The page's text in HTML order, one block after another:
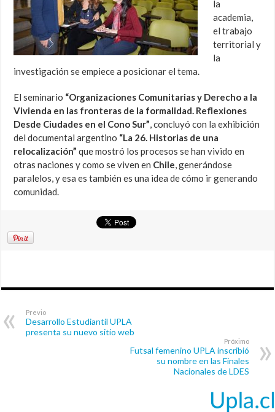
la
academia,
el trabajo
territorial y
la
investigación se empiece a posicionar el tema.
El seminario “Organizaciones Comunitarias y Derecho a la
Vivienda en las fronteras de la formalidad. Reflexiones
Desde Ciudades en el Cono Sur”, concluyó con la exhibición
del documental argentino “La 26. Historias de una
relocalización” que mostró los procesos se han vivido en
otras naciones y como se viven en Chile, generándose
paralelos, y esa es también es una idea de cómo ir generando
comunidad.
Previo
Desarrollo Estudiantil UPLA
presenta su nuevo sitio web
Próximo
Futsal femenino UPLA inscribió
su nombre en las Finales
Nacionales de LDES